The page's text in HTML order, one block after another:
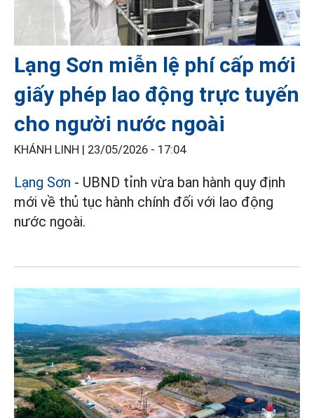
Lạng Sơn miễn lệ phí cấp mới
giấy phép lao động trực tuyến
cho người nước ngoài
KHÁNH LINH | 23/05/2026 - 17:04
Lạng Sơn - UBND tỉnh vừa ban hành quy định
mới về thủ tục hành chính đối với lao động
nước ngoài.